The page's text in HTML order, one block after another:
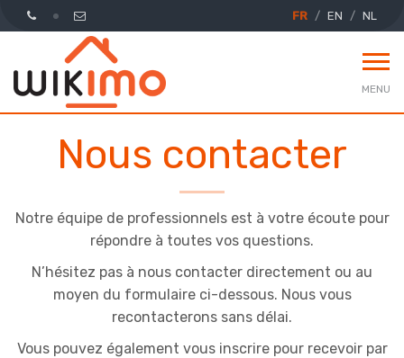
FR EN NL
MENU
Nous contacter
Notre équipe de professionnels est à votre écoute pour
répondre à toutes vos questions.
N’hésitez pas à nous contacter directement ou au
moyen du formulaire ci-dessous. Nous vous
recontacterons sans délai.
Vous pouvez également vous inscrire pour recevoir par